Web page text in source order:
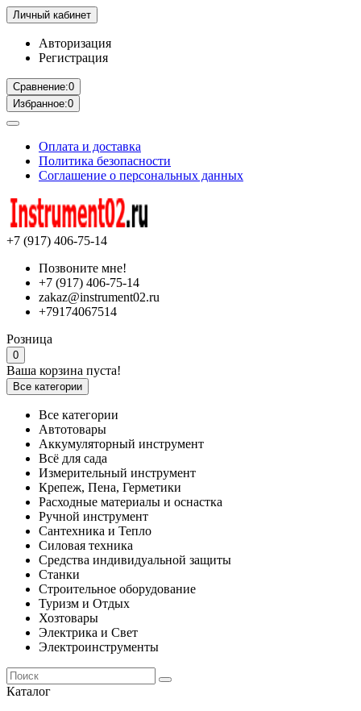
Личный кабинет
Авторизация
Регистрация
Сравнение:0
Избранное:0
Оплата и доставка
Политика безопасности
Соглашение о персональных данных
+7 (917) 406-75-14
Позвоните мне!
+7 (917) 406-75-14
zakaz@instrument02.ru
+79174067514
Розница
0
Ваша корзина пуста!
Все категории
Все категории
Автотовары
Аккумуляторный инструмент
Всё для сада
Измерительный инструмент
Крепеж, Пена, Герметики
Расходные материалы и оснастка
Ручной инструмент
Сантехника и Тепло
Силовая техника
Средства индивидуальной защиты
Станки
Строительное оборудование
Туризм и Отдых
Хозтовары
Электрика и Свет
Электроинструменты
Каталог